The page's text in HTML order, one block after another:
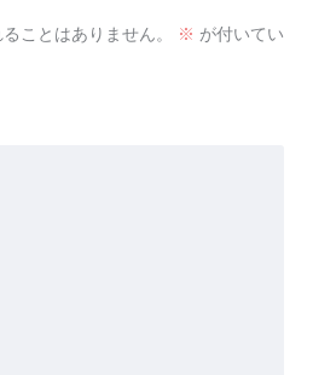
ことはありません。 ※ が付いてい